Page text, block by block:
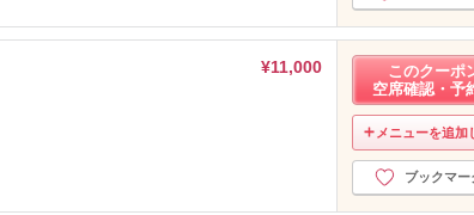
¥11,000
このクーポ
空席確認・予
メニューを追加
ブックマー